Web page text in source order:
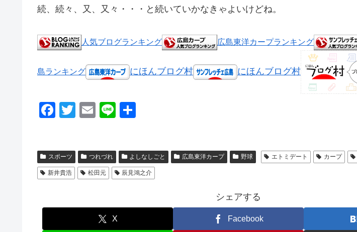
続、続々、又、又々・・・と続いていかなきゃよいけどね。
人気ブログランキング 広島東洋カープランキング
島ランキング にほんブログ村 にほんブログ村
F
e
b
o
T
er
E
Li
スポーツ つれづれ よしなしごと 広島東洋カープ 野球 エトミデート カープ
新井貴浩 松田元 辰見鴻之介
シェアする
X Facebook